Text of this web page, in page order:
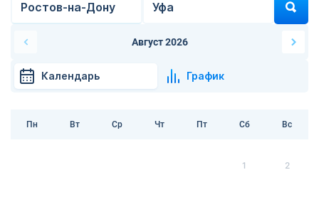
Август 2026
Календарь График
Пн Вт Ср Чт Пт Сб Вс
1 2